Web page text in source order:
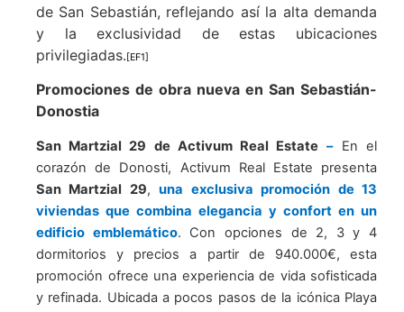
de San Sebastián, reflejando así la alta demanda
y la exclusividad de estas ubicaciones
privilegiadas.[EF1]
Promociones de obra nueva en San Sebastián-
Donostia
San Martzial 29 de Activum Real Estate –
En el
corazón de Donosti, Activum Real Estate presenta
San Martzial 29,una exclusiva promoción de 13
viviendas que combina elegancia y confort en un
edificio emblemático. Con opciones de 2, 3 y 4
dormitorios y precios a partir de 940.000€, esta
promoción ofrece una experiencia de vida sofisticada
y refinada. Ubicada a pocos pasos de la icónica Playa